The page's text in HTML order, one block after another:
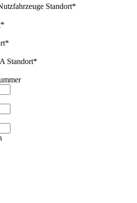
Standort*
*
*
Standort*